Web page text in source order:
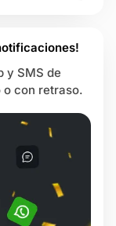
y SMS de
con retraso.